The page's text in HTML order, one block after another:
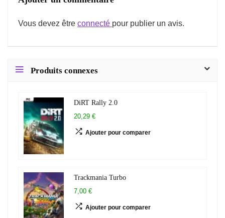
Vous devez être connecté pour publier un avis.
Produits connexes
DiRT Rally 2.0
20,29 €
Ajouter pour comparer
Trackmania Turbo
7,00 €
Ajouter pour comparer